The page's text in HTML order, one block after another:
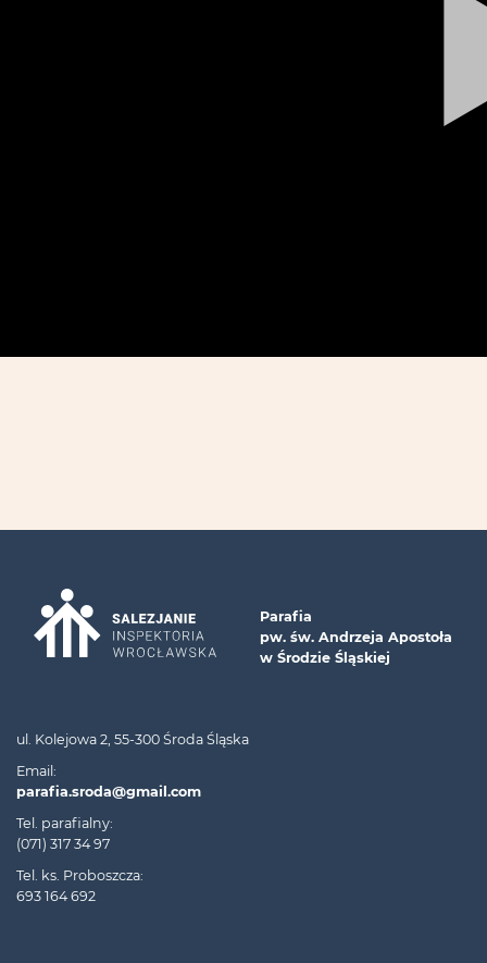
Parafia
pw. św. Andrzeja Apostoła
w Środzie Śląskiej
ul. Kolejowa 2, 55-300 Środa Śląska
Email:
parafia.sroda@gmail.com
Tel. parafialny:
(071) 317 34 97
Tel. ks. Proboszcza:
693 164 692